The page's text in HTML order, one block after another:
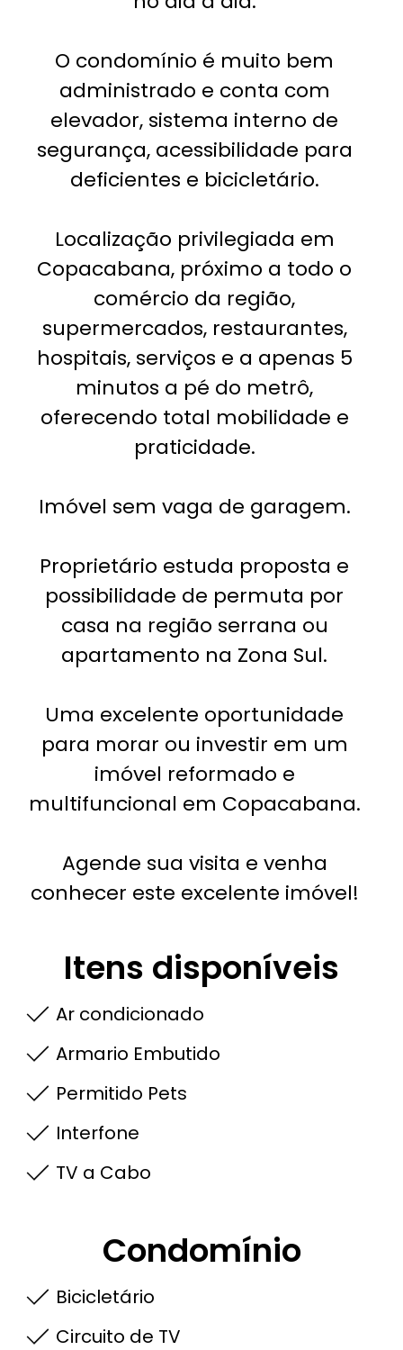
O condomínio é muito bem
administrado e conta com
elevador, sistema interno de
segurança, acessibilidade para
deficientes e bicicletário.
Localização privilegiada em
Copacabana, próximo a todo o
comércio da região,
supermercados, restaurantes,
hospitais, serviços e a apenas 5
minutos a pé do metrô,
oferecendo total mobilidade e
praticidade.
Imóvel sem vaga de garagem.
Proprietário estuda proposta e
possibilidade de permuta por
casa na região serrana ou
apartamento na Zona Sul.
Uma excelente oportunidade
para morar ou investir em um
imóvel reformado e
multifuncional em Copacabana.
Agende sua visita e venha
conhecer este excelente imóvel!
Itens disponíveis
Ar condicionado
Armario Embutido
Permitido Pets
Interfone
TV a Cabo
Condomínio
Bicicletário
Circuito de TV